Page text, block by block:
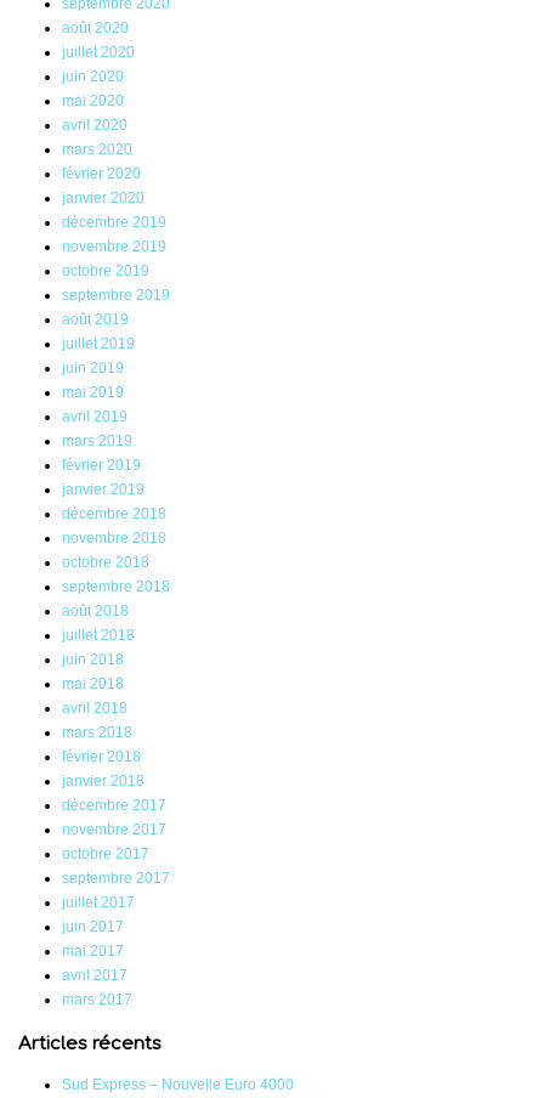
août 2020
juillet 2020
juin 2020
mai 2020
avril 2020
mars 2020
février 2020
janvier 2020
décembre 2019
novembre 2019
octobre 2019
septembre 2019
août 2019
juillet 2019
juin 2019
mai 2019
avril 2019
mars 2019
février 2019
janvier 2019
décembre 2018
novembre 2018
octobre 2018
septembre 2018
août 2018
juillet 2018
juin 2018
mai 2018
avril 2018
mars 2018
février 2018
janvier 2018
décembre 2017
novembre 2017
octobre 2017
septembre 2017
juillet 2017
juin 2017
mai 2017
avril 2017
mars 2017
Articles récents
Sud Express – Nouvelle Euro 4000